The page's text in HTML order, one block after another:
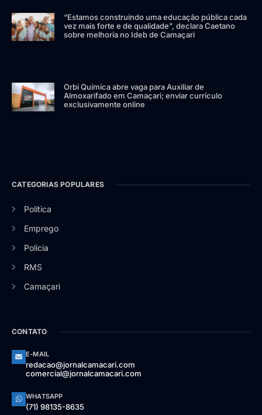
“Estamos construindo uma educação pública cada
vez mais forte e de qualidade”, declara Caetano
sobre melhoria no Ideb de Camaçari
Orbi Química abre vaga para Auxiliar de
Almoxarifado em Camaçari; enviar currículo
exclusivamente online
CATEGORIAS POPULARES
Política
Emprego
Polícia
RMS
Camaçari
CONTATO
E-MAIL
redacao@jornalcamacari.com
comercial@jornalcamacari.com
WHATSAPP
(71) 98135-8635